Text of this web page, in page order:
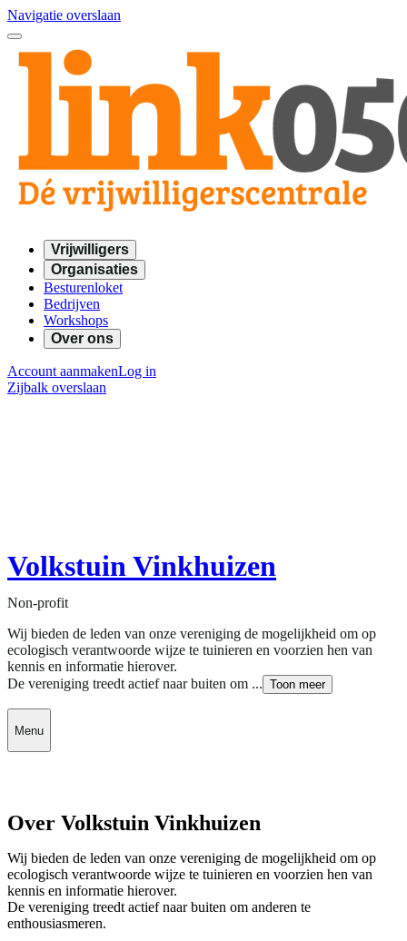
Navigatie overslaan
Vrijwilligers
Organisaties
Besturenloket
Bedrijven
Workshops
Over ons
Account aanmakenLog in
Zijbalk overslaan
Volkstuin Vinkhuizen
Non-profit
Wij bieden de leden van onze vereniging de mogelijkheid om op
ecologisch verantwoorde wijze te tuinieren en voorzien hen van
kennis en informatie hierover.
De vereniging treedt actief naar buiten om ... Toon meer
Menu
Over Volkstuin Vinkhuizen
Wij bieden de leden van onze vereniging de mogelijkheid om op
ecologisch verantwoorde wijze te tuinieren en voorzien hen van
kennis en informatie hierover.
De vereniging treedt actief naar buiten om anderen te
enthousiasmeren.